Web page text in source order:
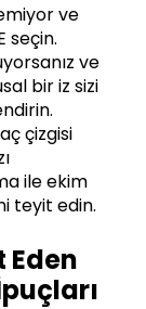
ve
seçin.
ve
bir iz sizi
çizgisi
ile ekim
teyit edin.
Eden